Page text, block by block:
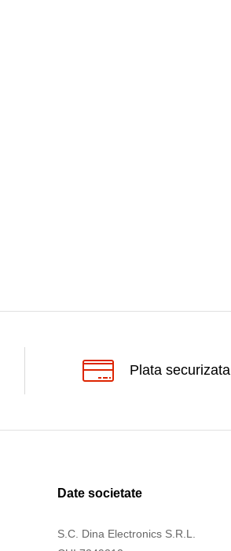
Plata securizata
Date societate
S.C. Dina Electronics S.R.L.